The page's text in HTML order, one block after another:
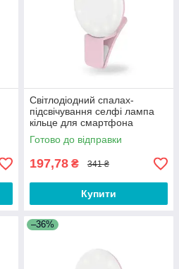
Світлодіодний спалах-
підсвічування селфі лампа
кільце для смартфона
айфона Selfie Light ER3E
Рожева
Готово до відправки
197,78 ₴ 341 ₴
Купити
–36%